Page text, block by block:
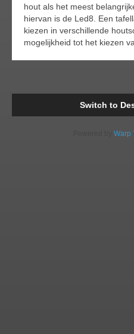
hout als het meest
hiervan is de Led8. Een
kiezen in verschillende
mogelijkheid tot het kiezen
Switch to
Warp